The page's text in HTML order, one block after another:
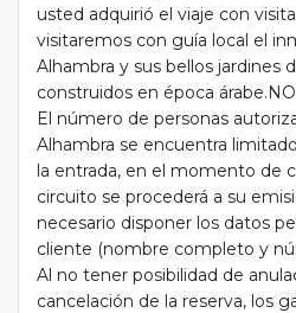
usted adquirió el viaje con
visitaremos con guía local el
Alhambra y sus bellos jardines
construidos en época
El número de personas
Alhambra se encuentra
la entrada, en el momento de
circuito se procederá a su
necesario disponer los datos
cliente (nombre completo y
Al no tener posibilidad de
cancelación de la reserva, los